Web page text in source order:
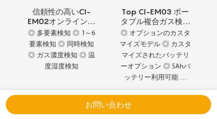
信頼性の高いCI-
EM02オンライン単
一ガス検知警報器
◎ 多要素検知 ◎ 1～6
要素検知 ◎ 同時検知
◎ ガス濃度検知 ◎ 温
度湿度検知
Top CI-EM03 ポー
タブル複合ガス検知
警報器
◎ オプションのカスタ
マイズモデル ◎ カスタ
マイズされたバッテリ
ーオプション ◎ 5Ahバ
ッテリー利用可能 ◎
お問い合わせ